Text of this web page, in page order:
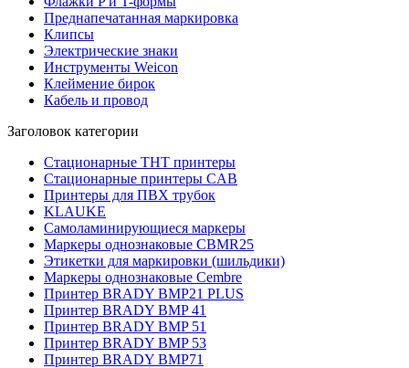
Преднапечатанная маркировка
Клипсы
Электрические знаки
Инструменты Weicon
Клеймение бирок
Кабель и провод
Заголовок категории
Стационарные THT принтеры
Стационарные принтеры CAB
Принтеры для ПВХ трубок
KLAUKE
Самоламинирующиеся маркеры
Маркеры однознаковые CBMR25
Этикетки для маркировки (шильдики)
Маркеры однознаковые Cembre
Принтер BRADY BMP21 PLUS
Принтер BRADY BMP 41
Принтер BRADY BMP 51
Принтер BRADY BMP 53
Принтер BRADY BMP71